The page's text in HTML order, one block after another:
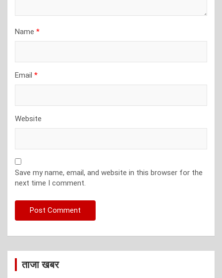
Name *
Email *
Website
Save my name, email, and website in this browser for the
next time I comment.
ताजा खबर